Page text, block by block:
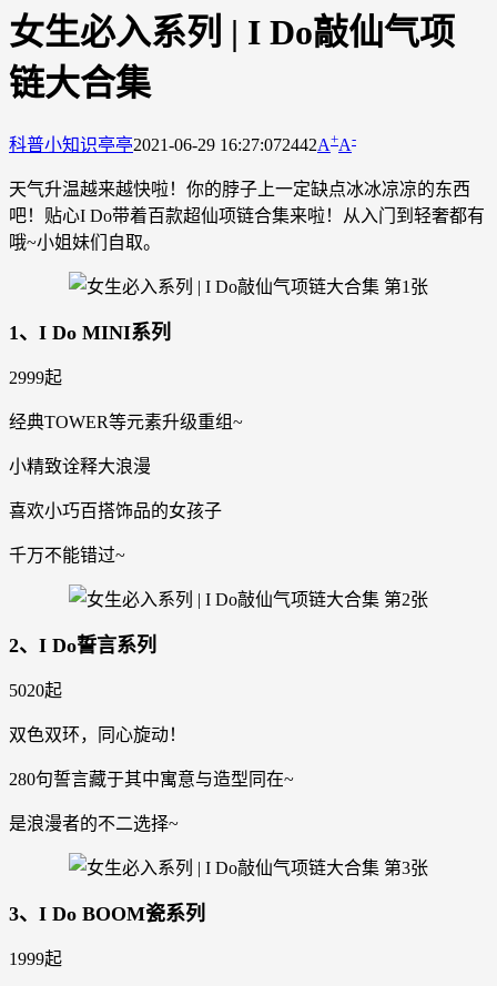
女生必入系列 | I Do敲仙气项
链大合集
科普小知识亭亭2021-06-29 16:27:072442A+A-
天气升温越来越快啦！你的脖子上一定缺点冰冰凉凉的东西
吧！贴心I Do带着百款超仙项链合集来啦！从入门到轻奢都有
哦~小姐妹们自取。
1、I Do MINI系列
2999起
经典TOWER等元素升级重组~
小精致诠释大浪漫
喜欢小巧百搭饰品的女孩子
千万不能错过~
2、I Do誓言系列
5020起
双色双环，同心旋动！
280句誓言藏于其中寓意与造型同在~
是浪漫者的不二选择~
3、I Do BOOM瓷系列
1999起